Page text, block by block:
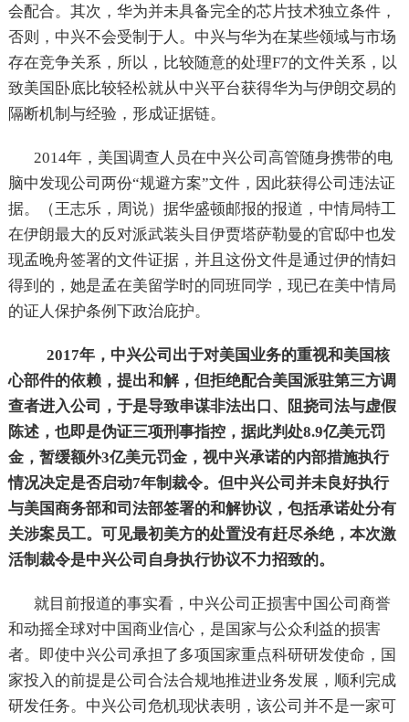
会配合。其次，华为并未具备完全的芯片技术独立条件，
否则，中兴不会受制于人。中兴与华为在某些领域与市场
存在竞争关系，所以，比较随意的处理F7的文件关系，以
致美国卧底比较轻松就从中兴平台获得华为与伊朗交易的
隔断机制与经验，形成证据链。
2014年，美国调查人员在中兴公司高管随身携带的电
脑中发现公司两份“规避方案”文件，因此获得公司违法证
据。（王志乐，周说）据华盛顿邮报的报道，中情局特工
在伊朗最大的反对派武装头目伊贾塔萨勒曼的官邸中也发
现孟晚舟签署的文件证据，并且这份文件是通过伊的情妇
得到的，她是孟在美留学时的同班同学，现已在美中情局
的证人保护条例下政治庇护。
2017年，中兴公司出于对美国业务的重视和美国核
心部件的依赖，提出和解，但拒绝配合美国派驻第三方调
查者进入公司，于是导致串谋非法出口、阻挠司法与虚假
陈述，也即是伪证三项刑事指控，据此判处8.9亿美元罚
金，暂缓额外3亿美元罚金，视中兴承诺的内部措施执行
情况决定是否启动7年制裁令。但中兴公司并未良好执行
与美国商务部和司法部签署的和解协议，包括承诺处分有
关涉案员工。可见最初美方的处置没有赶尽杀绝，本次激
活制裁令是中兴公司自身执行协议不力招致的。
就目前报道的事实看，中兴公司正损害中国公司商誉
和动摇全球对中国商业信心，是国家与公众利益的损害
者。即使中兴公司承担了多项国家重点科研研发使命，国
家投入的前提是公司合法合规地推进业务发展，顺利完成
研发任务。中兴公司危机现状表明，该公司并不是一家可